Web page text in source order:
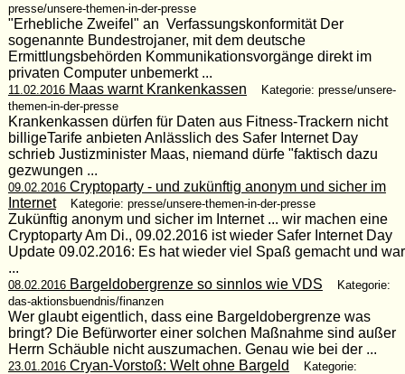
presse/unsere-themen-in-der-presse
"Erhebliche Zweifel" an Verfassungskonformität Der
sogenannte Bundestrojaner, mit dem deutsche
Ermittlungsbehörden Kommunikationsvorgänge direkt im
privaten Computer unbemerkt ...
11.02.2016Maas warnt Krankenkassen
Kategorie: presse/unsere-
themen-in-der-presse
Krankenkassen dürfen für Daten aus Fitness-Trackern nicht
billigeTarife anbieten Anlässlich des Safer Internet Day
schrieb Justizminister Maas, niemand dürfe "faktisch dazu
gezwungen ...
09.02.2016Cryptoparty - und zukünftig anonym und sicher im
Internet
Kategorie: presse/unsere-themen-in-der-presse
Zukünftig anonym und sicher im Internet ... wir machen eine
Cryptoparty Am Di., 09.02.2016 ist wieder Safer Internet Day
Update 09.02.2016: Es hat wieder viel Spaß gemacht und war
...
08.02.2016Bargeldobergrenze so sinnlos wie VDS
Kategorie:
das-aktionsbuendnis/finanzen
Wer glaubt eigentlich, dass eine Bargeldobergrenze was
bringt? Die Befürworter einer solchen Maßnahme sind außer
Herrn Schäuble nicht auszumachen. Genau wie bei der ...
23.01.2016Cryan-Vorstoß: Welt ohne Bargeld
Kategorie: